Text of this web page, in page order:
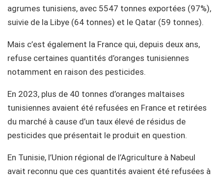
agrumes tunisiens, avec 5547 tonnes exportées (97%),
suivie de la Libye (64 tonnes) et le Qatar (59 tonnes).
Mais c’est également la France qui, depuis deux ans,
refuse certaines quantités d’oranges tunisiennes
notamment en raison des pesticides.
En 2023, plus de 40 tonnes d’oranges maltaises
tunisiennes avaient été refusées en France et retirées
du marché à cause d’un taux élevé de résidus de
pesticides que présentait le produit en question.
En Tunisie, l’Union régional de l’Agriculture à Nabeul
avait reconnu que ces quantités avaient été refusées à